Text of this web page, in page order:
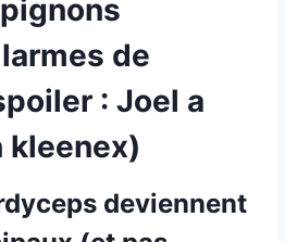
de
: Joel a
kleenex)
deviennent